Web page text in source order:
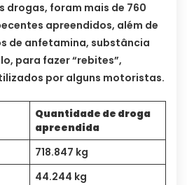
drogas, foram mais de 760
apreendidos, além de
de anfetamina, substância
para fazer “rebites”,
por alguns motoristas.
Quantidade de droga
apreendida
718.847 kg
44.244 kg